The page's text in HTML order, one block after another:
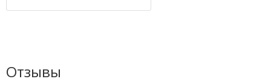
Отзывы